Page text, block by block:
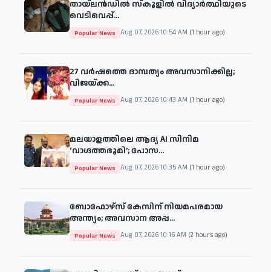
തായ്‌ലൻഡിൽ സ്കൂളിൽ വിദ്യാർത്ഥിയുടെ
വെടിവെപ്പ്...
Popular News Aug 07, 2026 10:54 AM (1 hour ago)
27 വർഷത്തെ ദാമ്പത്യം അവസാനിക്കില്ല;
വിജയ്‌ക്ക...
Popular News Aug 07, 2026 10:43 AM (1 hour ago)
മലയാളത്തിലെ ആദ്യ AI സിനിമ
‘വാഗ്ദത്തഭൂമി’; പോസ...
Popular News Aug 07, 2026 10:35 AM (1 hour ago)
ബോഫോഴ്സ് കേസിന് നിയമപരമായ
അന്ത്യം; അവസാന അപ്പ...
Popular News Aug 07, 2026 10:16 AM (2 hours ago)